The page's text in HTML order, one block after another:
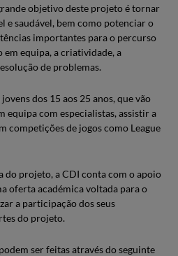
objetivo deste projeto é tornar
e saudável, bem como potenciar o
importantes para o percurso
equipa, a criatividade, a
de problemas.
dos 15 aos 25 anos, que vão
equipa com especialistas, assistir a
competições de jogos como League
do projeto, a CDI conta com o apoio
oferta académica voltada para o
a participação dos seus
do projeto.
ser feitas através do seguinte